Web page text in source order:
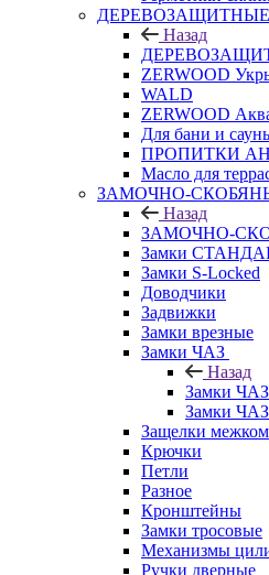
Назад
ZERWOOD
WALD
ZERWOOD
Для бани и
ПРОПИТКИ
Масло для
ЗАМОЧНО-
Назад
ЗАМОЧНО-
Замки
Замки S-Locked
Доводчики
Задвижки
Замки врезные
Замки ЧАЗ
Назад
Замки ЧАЗ
Замки ЧАЗ
Защелки
Крючки
Петли
Разное
Кронштейны
Замки тросовые
Механизмы
Ручки дверные